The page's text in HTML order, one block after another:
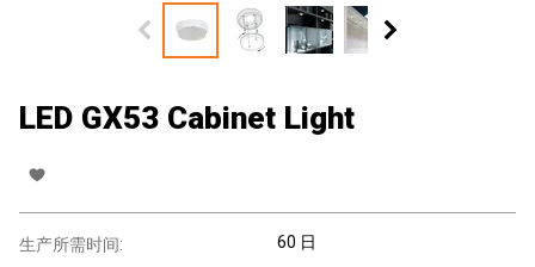
LED GX53 Cabinet Light
生产所需时间: 60 日